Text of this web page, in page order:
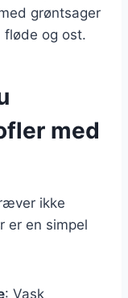
grøntsager
fløde og ost.
med
ikke
er en simpel
: Vask